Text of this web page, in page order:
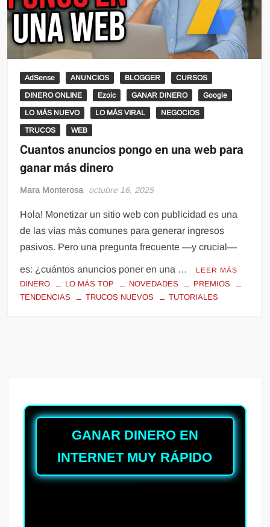
AdSense ANUNCIOS BLOGGER CURSOS
DINERO ONLINE Ezoic GANAR DINERO Google
LO MÁS NUEVO LO MÁS VIRAL NEGOCIOS
TRUCOS WEB
Cuantos anuncios pongo en una web para
ganar más dinero
Mara Monterosa octubre 16, 2025
Hola! Monetizar un sitio web con publicidad es una
de las vías más comunes para generar ingresos
pasivos. Pero una pregunta frecuente —y crucial—
es: ¿cuántos anuncios poner en una … LEER MÁS
DINERO LO MÁS TOP NOVEDADES
PREMIOS
TENDENCIAS
TRUCOS NUEVOS TUTORIALES
GANAR DINERO EN
INTERNET MUY RÁPIDO